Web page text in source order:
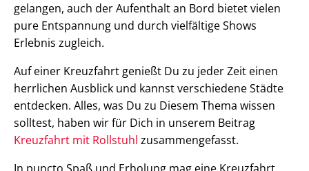
gelangen, auch der Aufenthalt an Bord bietet vielen
pure Entspannung und durch vielfältige Shows
Erlebnis zugleich.
Auf einer Kreuzfahrt genießt Du zu jeder Zeit einen
herrlichen Ausblick und kannst verschiedene Städte
entdecken. Alles, was Du zu Diesem Thema wissen
solltest, haben wir für Dich in unserem Beitrag
Kreuzfahrt mit Rollstuhl zusammengefasst.